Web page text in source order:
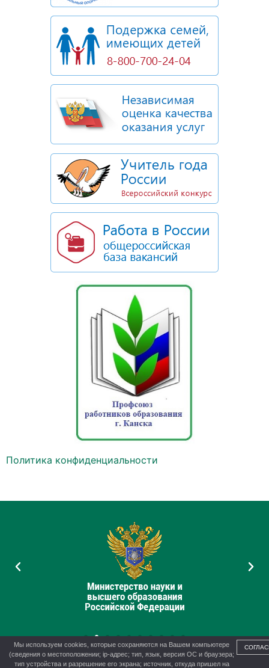
Политика конфиденциальности
Мы используем cookies, которые сохраняются на Вашем компьютере
(сведения о местоположении; ip-адрес; тип, язык, версия ОС и браузера;
тип устройства и разрешение его экрана; источник, откуда пришел на